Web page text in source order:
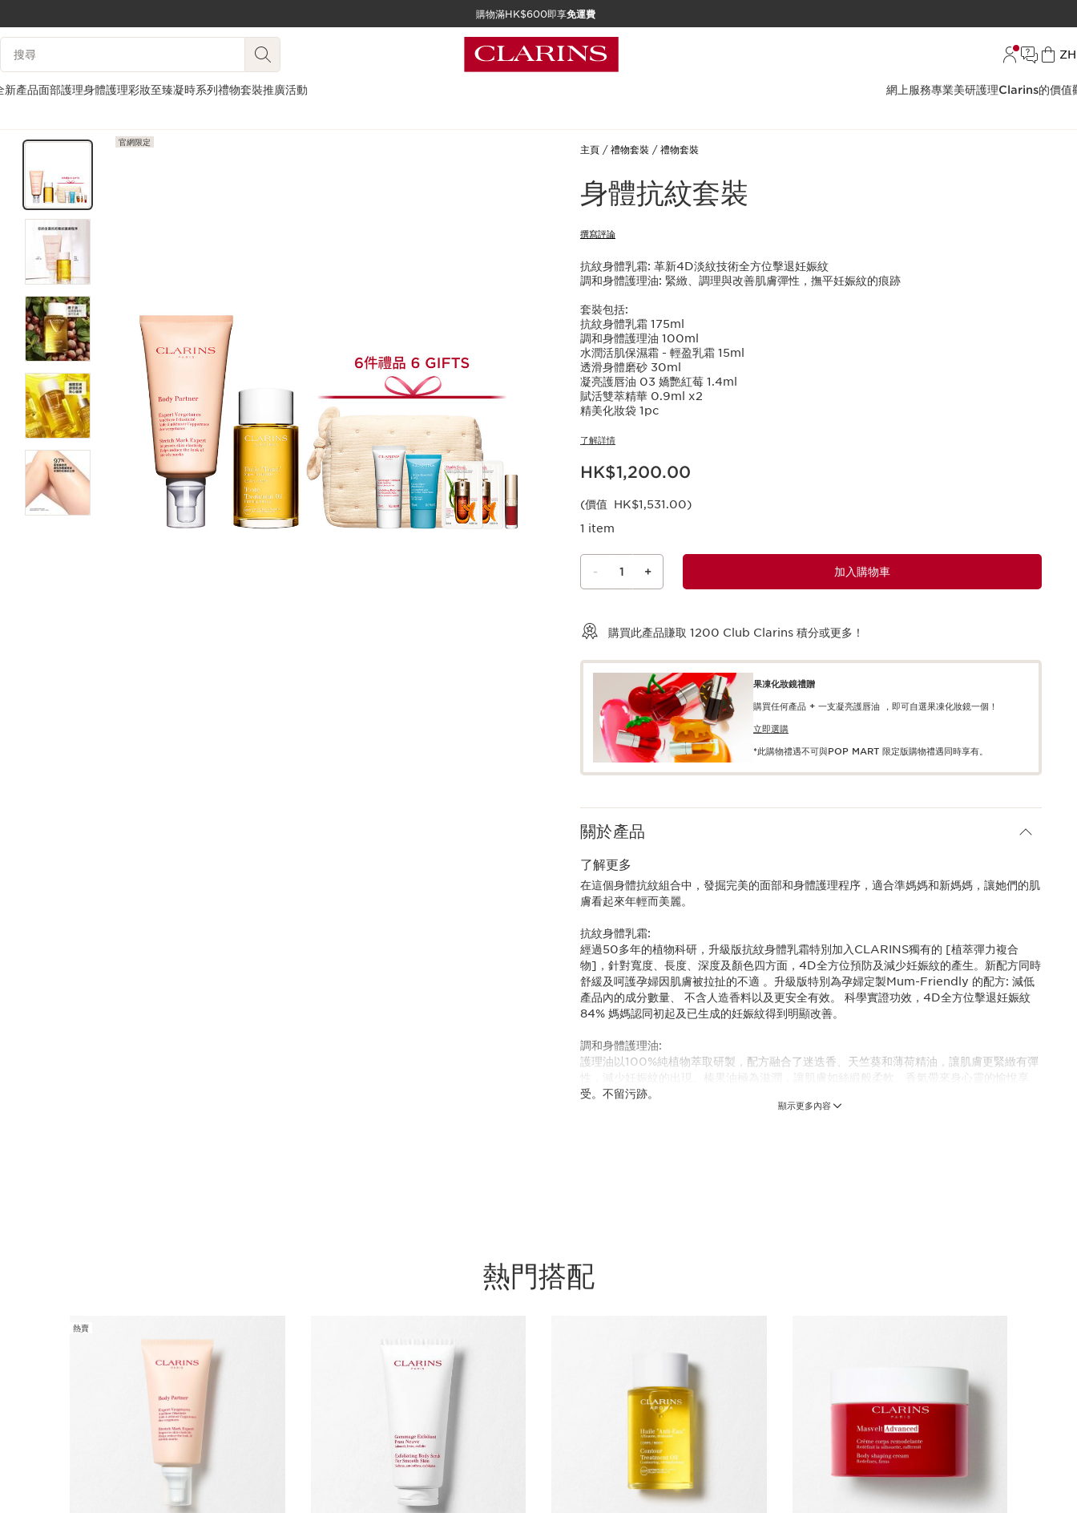
跳至內容
購物滿HK$600即享免運費
搜尋內容說明
語言
ZH
新產品面部護理身體護理彩妝至臻凝時系列禮物套裝推廣活動 網上服務專業美研護理Clarins的價值
官網限定
主頁 禮物套裝 禮物套裝
身體抗紋套裝
撰寫評論
抗紋身體乳霜: 革新4D淡紋技術全方位擊退妊娠紋
調和身體護理油: 緊緻、調理與改善肌膚彈性，撫平妊娠紋的痕跡
套裝包括:
抗紋身體乳霜 175ml
調和身體護理油 100ml
水潤活肌保濕霜 - 輕盈乳霜 15ml
透滑身體磨砂 30ml
凝亮護唇油 03 嬌艷紅莓 1.4ml
賦活雙萃精華 0.9ml x2
精美化妝袋 1pc
了解詳情
現在價格HK$1,200.00
HK$1,200.00
(價值 HK$1,531.00)
1 item
- 1 + 加入購物車
購買此產品賺取 1200 Club Clarins 積分或更多！
果凍化妝鏡禮贈
購買任何產品 + 一支凝亮護唇油 ，即可自選果凍化妝鏡一個！
立即選購
*此購物禮遇不可與POP MART 限定版購物禮遇同時享有。
關於產品
顯示更多內容
了解更多
在這個身體抗紋組合中，發掘完美的面部和身體護理程序，適合準媽媽和新媽媽，讓她們的肌
膚看起來年輕而美麗。
抗紋身體乳霜:
經過50多年的植物科研，升級版抗紋身體乳霜特別加入CLARINS獨有的 [植萃彈力複合
物]，針對寬度、長度、深度及顏色四方面，4D全方位預防及減少妊娠紋的產生。新配方同時
舒緩及呵護孕婦因肌膚被拉扯的不適 。升級版特別為孕婦定製Mum-Friendly 的配方: 減低
產品內的成分數量、 不含人造香料以及更安全有效。 科學實證功效，4D全方位擊退妊娠紋
84% 媽媽認同初起及已生成的妊娠紋得到明顯改善。
調和身體護理油:
護理油以100%純植物萃取研製，配方融合了迷迭香、天竺葵和薄荷精油，讓肌膚更緊緻有彈
性，減少妊娠紋的出現。榛果油極為滋潤，讓肌膚如絲緞般柔軟。香氣帶來身心靈的愉悅享
受。不留污跡。
熱門搭配
熱賣